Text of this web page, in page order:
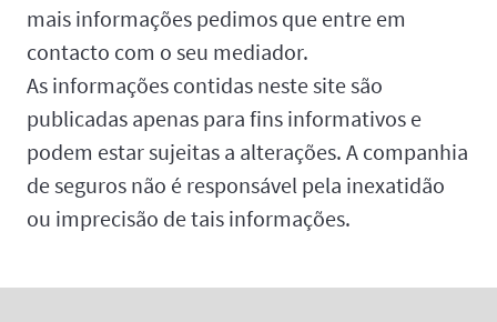
mais informações pedimos que entre em
contacto com o seu mediador.
As informações contidas neste site são
publicadas apenas para fins informativos e
podem estar sujeitas a alterações. A companhia
de seguros não é responsável pela inexatidão
ou imprecisão de tais informações.